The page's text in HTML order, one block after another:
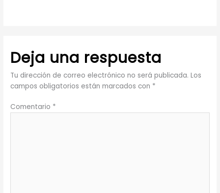
Deja una respuesta
Tu dirección de correo electrónico no será publicada. Los
campos obligatorios están marcados con *
Comentario *